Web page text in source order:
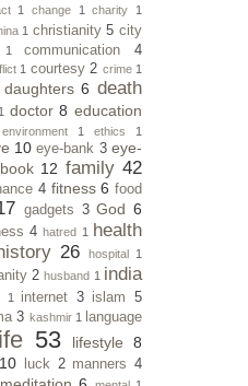
1 change 1 charity 1
1 christianity 5 city
1 communication
4
1 courtesy 2 crime 1
daughters 6 death
1 doctor 8 education
environment 1 ethics 1
10 eye-bank 3 eye-
12 family 42
4 fitness 6 food
gadgets 3 God 6
4 hatred 1 health
26 hospital 1
2 husband 1 india
1 internet 3 islam 5
3 kashmir 1
language
53 lifestyle 8
10 luck 2 manners 4